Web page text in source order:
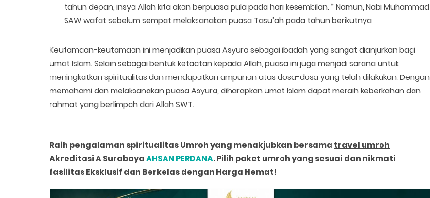
tahun depan, insya Allah kita akan berpuasa pula pada hari kesembilan. ” Namun, Nabi Muhammad
SAW wafat sebelum sempat melaksanakan puasa Tasu’ah pada tahun berikutnya
Keutamaan-keutamaan ini menjadikan puasa Asyura sebagai ibadah yang sangat dianjurkan bagi
umat Islam. Selain sebagai bentuk ketaatan kepada Allah, puasa ini juga menjadi sarana untuk
meningkatkan spiritualitas dan mendapatkan ampunan atas dosa-dosa yang telah dilakukan. Dengan
memahami dan melaksanakan puasa Asyura, diharapkan umat Islam dapat meraih keberkahan dan
rahmat yang berlimpah dari Allah SWT.
Raih pengalaman spiritualitas Umroh yang menakjubkan bersama travel umroh
Akreditasi A SurabayaAHSAN PERDANA. Pilih paket umroh yang sesuai dan nikmati
fasilitas Eksklusif dan Berkelas dengan Harga Hemat!